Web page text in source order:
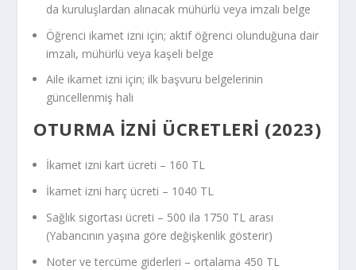
da kuruluşlardan alınacak mühürlü veya imzalı belge
Öğrenci ikamet izni için; aktif öğrenci olunduğuna dair
imzalı, mühürlü veya kaşeli belge
Aile ikamet izni için; ilk başvuru belgelerinin
güncellenmiş hali
OTURMA İZNI ÜCRETLERI (2023)
İkamet izni kart ücreti – 160 TL
İkamet izni harç ücreti – 1040 TL
Sağlık sigortası ücreti – 500 ila 1750 TL arası
(Yabancının yaşına göre değişkenlik gösterir)
Noter ve tercüme giderleri – ortalama 450 TL